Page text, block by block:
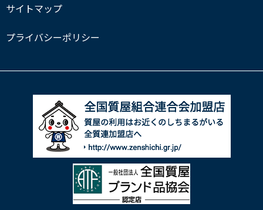
サイトマップ
プライバシーポリシー